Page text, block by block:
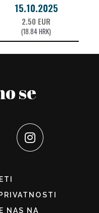
15.10.2025
2.50 EUR
(18.84 HRK)
se
NAS NA